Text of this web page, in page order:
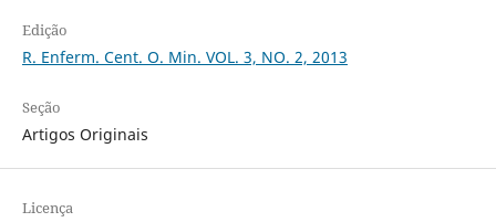
Edição
R. Enferm. Cent. O. Min. VOL. 3, NO. 2, 2013
Seção
Artigos Originais
Licença